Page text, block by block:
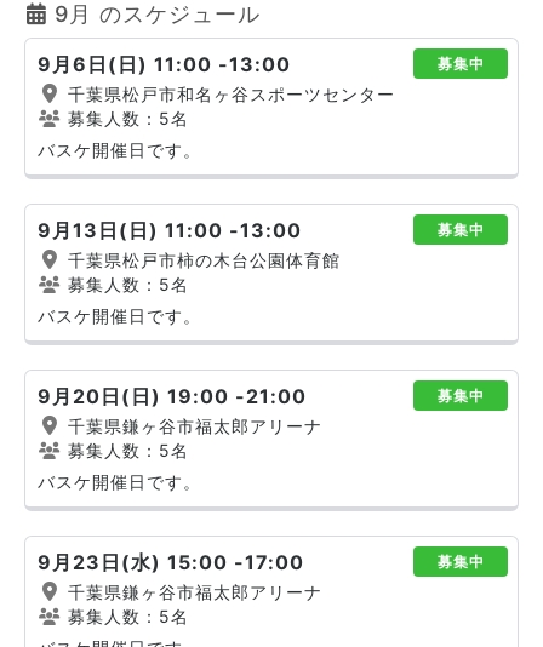
9月 のスケジュール
9月6日(日) 11:00 -13:00 募集中
千葉県松戸市和名ヶ谷スポーツセンター
募集人数：5名
バスケ開催日です。
9月13日(日) 11:00 -13:00 募集中
千葉県松戸市柿の木台公園体育館
募集人数：5名
バスケ開催日です。
9月20日(日) 19:00 -21:00 募集中
千葉県鎌ヶ谷市福太郎アリーナ
募集人数：5名
バスケ開催日です。
9月23日(水) 15:00 -17:00 募集中
千葉県鎌ヶ谷市福太郎アリーナ
募集人数：5名